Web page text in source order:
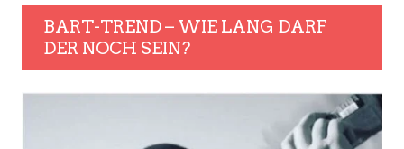
BART-TREND – WIE LANG DARF
DER NOCH SEIN?